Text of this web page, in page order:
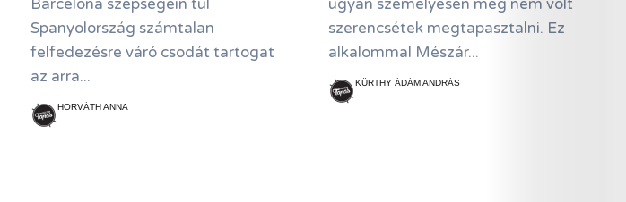
Barcelona szépségein túl
Spanyolország számtalan
felfedezésre váró csodát tartogat
az arra...
HORVÁTH ANNA
ugyan személyesen még nem volt
szerencsétek megtapasztalni. Ez
alkalommal Mészár...
KÜRTHY ÁDÁM ANDRÁS